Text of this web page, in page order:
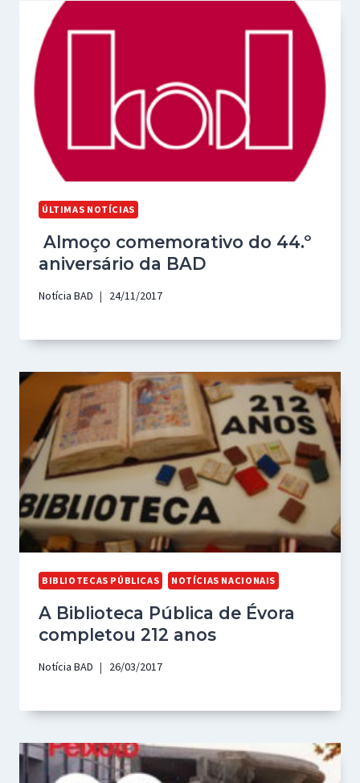
ÚLTIMAS NOTÍCIAS
Almoço comemorativo do 44.º
aniversário da BAD
Notícia BAD 24/11/2017
BIBLIOTECAS PÚBLICAS NOTÍCIAS NACIONAIS
A Biblioteca Pública de Évora
completou 212 anos
Notícia BAD 26/03/2017